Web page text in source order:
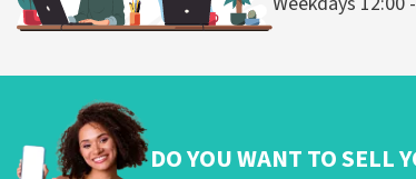
DO YOU WANT TO SELL